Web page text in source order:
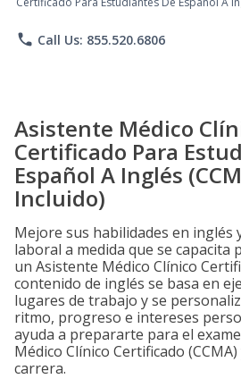
phone Call Us: 855.520.6806
Asistente Médico
Certificado Para
Español A Inglés
Incluido)
Mejore sus habilidades en inglés
laboral a medida que se capacita
un Asistente Médico Clínico
contenido de inglés se basa en
lugares de trabajo y se
ritmo, progreso e intereses
ayuda a prepararte para el
Médico Clínico Certificado
carrera.